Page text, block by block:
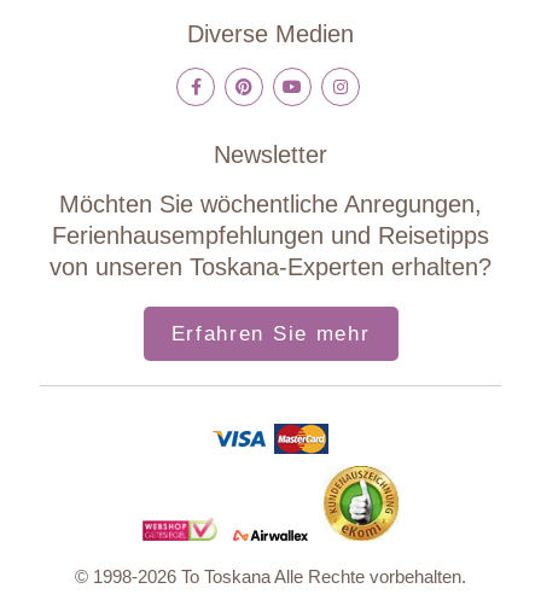
Diverse Medien
Newsletter
Möchten Sie wöchentliche Anregungen,
Ferienhausempfehlungen und Reisetipps
von unseren Toskana-Experten erhalten?
Erfahren Sie mehr
© 1998-2026 To Toskana Alle Rechte vorbehalten.